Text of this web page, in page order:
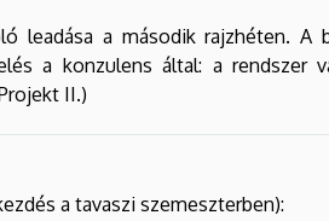
leadása a második rajzhéten.
a konzulens által: a
II.)
a tavaszi szemeszterben):